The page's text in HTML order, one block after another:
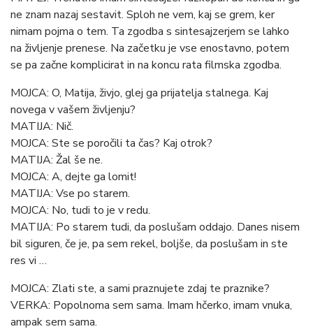
ne znam nazaj sestavit. Sploh ne vem, kaj se grem, ker
nimam pojma o tem. Ta zgodba s sintesajzerjem se lahko
na življenje prenese. Na začetku je vse enostavno, potem
se pa začne komplicirat in na koncu rata filmska zgodba.
MOJCA: O, Matija, živjo, glej ga prijatelja stalnega. Kaj
novega v vašem življenju?
MATIJA: Nič.
MOJCA: Ste se poročili ta čas? Kaj otrok?
MATIJA: Žal še ne.
MOJCA: A, dejte ga lomit!
MATIJA: Vse po starem.
MOJCA: No, tudi to je v redu.
MATIJA: Po starem tudi, da poslušam oddajo. Danes nisem
bil siguren, če je, pa sem rekel, boljše, da poslušam in ste
res vi …
MOJCA: Zlati ste, a sami praznujete zdaj te praznike?
VERKA: Popolnoma sem sama. Imam hčerko, imam vnuka,
ampak sem sama.